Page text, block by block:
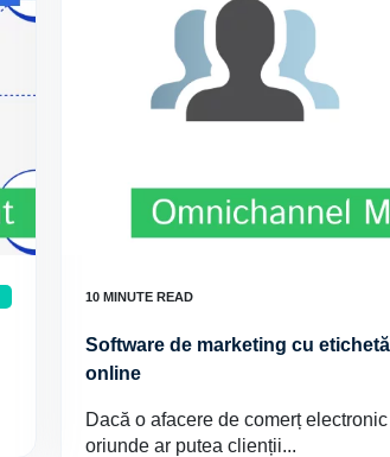
Software de marketing cu
online
Dacă o afacere de comerț
oriunde ar putea clienții...